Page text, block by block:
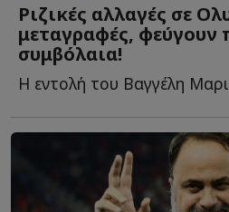
Ριζικές αλλαγές σε
μεταγραφές, φεύγουν
συμβόλαια!